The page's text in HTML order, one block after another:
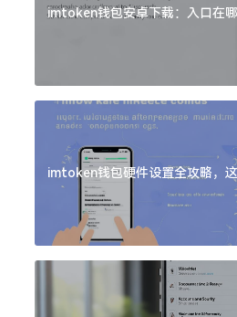
imtoken钱包安卓下载：入口在
imtoken钱包硬件设置全攻略，